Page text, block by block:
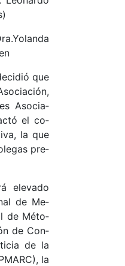
que
Aso­cia­
el co­
la que
pre­
ele­va­do
de Me­
de Mé­to­
de Con­
de la
la